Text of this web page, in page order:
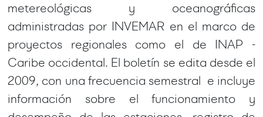
metereológicas y oceanográficas
administradas por INVEMAR en el marco de
proyectos regionales como el de INAP -
Caribe occidental. El boletín se edita desde el
2009, con una frecuencia semestral e incluye
información sobre el funcionamiento y